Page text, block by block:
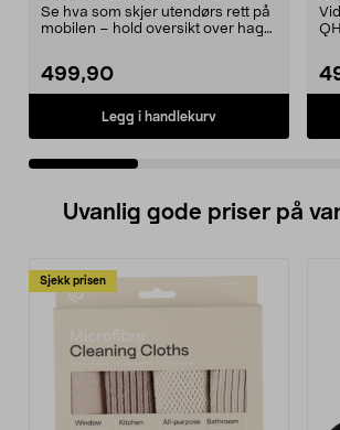
utendørs wifi FullHD
Se hva som skjer utendørs rett på
mobilen – hold oversikt over hage,
499,90
Legg i handlekurv
Uvanlig gode priser på
Sjekk prisen